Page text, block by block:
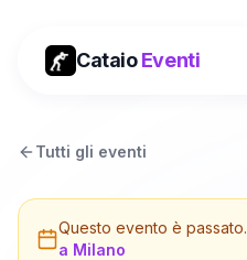
CataioEventi
Tutti gli eventi
Questo evento è passato.
a Milano